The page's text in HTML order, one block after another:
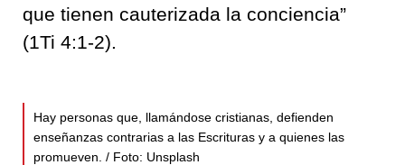
que tienen cauterizada la conciencia”
(1Ti 4:1-2).
Hay personas que, llamándose cristianas, defienden
enseñanzas contrarias a las Escrituras y a quienes las
promueven. / Foto: Unsplash